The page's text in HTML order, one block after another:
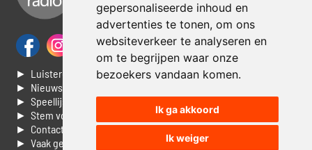
gepersonaliseerde inhoud en
advertenties te tonen, om ons
websiteverkeer te analyseren en
om te begrijpen waar onze
bezoekers vandaan komen.
Ik ga akkoord
Ik weiger
► Luisteren naar Jouwradio
► Nieuws
► Speellijst
► Stem voor de Dag top 3
► Contacteer ons
► Vaak gestelde vragen